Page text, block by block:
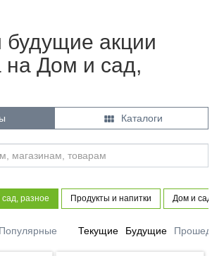
будущие акции
Дом и сад,
 Каталоги
разное Продукты и напитки Дом и сад
Популярные Текущие Будущие